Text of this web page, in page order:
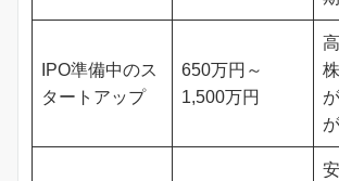
IPO準備中のス
タートアップ
650万円～
1,500万円